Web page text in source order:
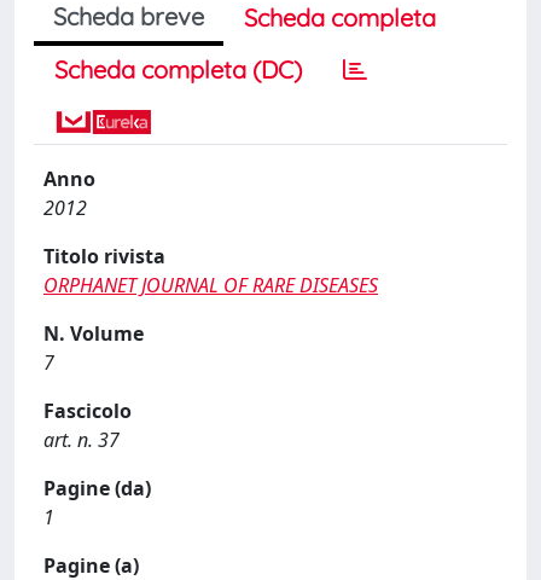
Scheda breve
Scheda completa
Scheda completa (DC)
Anno
2012
Titolo rivista
ORPHANET JOURNAL OF RARE DISEASES
N. Volume
7
Fascicolo
art. n. 37
Pagine (da)
1
Pagine (a)